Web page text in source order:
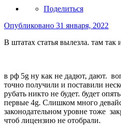
Поделиться
Опубликовано 31 января, 2022
В штатах статья вылезла. там так
в рф 5g ну как не дадют, дают.
точно получили и поставили
рубать никто не будет. будет
первые 4g. Слишком много
законодательном уровне тоже
чтоб лицензию не отобрали.